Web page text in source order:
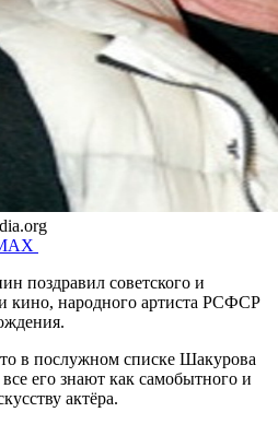
поздравил советского и
и кино, народного артиста РСФСР
в послужном списке Шакурова
его знают как самобытного и
актёра.